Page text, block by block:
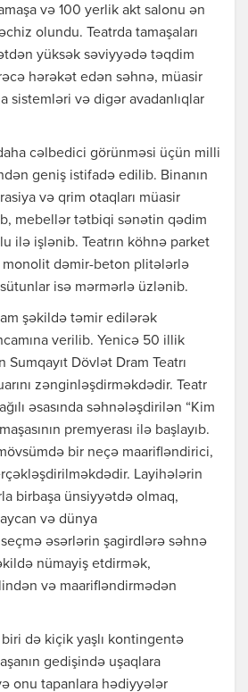
və 100 yerlik akt salonu ən
olundu. Teatrda tamaşaları
yüksək səviyyədə təqdim
hərəkət edən səhnə, müasir
sistemləri və digər avadanlıqlar
cəlbedici görünməsi üçün milli
geniş istifadə edilib. Binanın
və qrim otaqları müasir
mebellər tətbiqi sənətin qədim
ilə işlənib. Teatrın köhnə parket
monolit dəmir-beton plitələrlə
isə mərmərlə üzlənib.
şəkildə təmir edilərək
verilib. Yenicə 50 illik
Dövlət Dram Teatrı
zənginləşdirməkdədir. Teatr
əsasında səhnələşdirilən “Kim
premyerası ilə başlayıb.
bir neçə maarifləndirici,
Layihələrin
birbaşa ünsiyyətdə olmaq,
və dünya
əsərlərin şagirdlərə səhnə
nümayiş etdirmək,
və maarifləndirmədən
də kiçik yaşlı kontingentə
gedişində uşaqlara
onu tapanlara hədiyyələr